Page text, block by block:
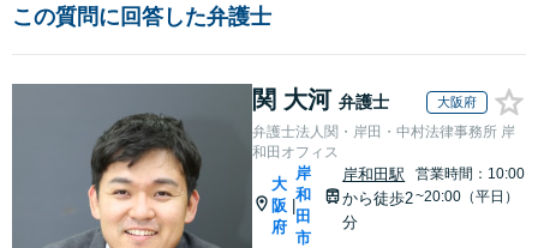
この質問に回答した弁護士
関 大河 弁護士 大阪府
弁護士法人関・岸田・中村法律事務所 岸
和田オフィス
大
阪
府
岸
和
田
市
岸和田駅
から徒歩2
分
営業時間：10:00
~20:00（平日）